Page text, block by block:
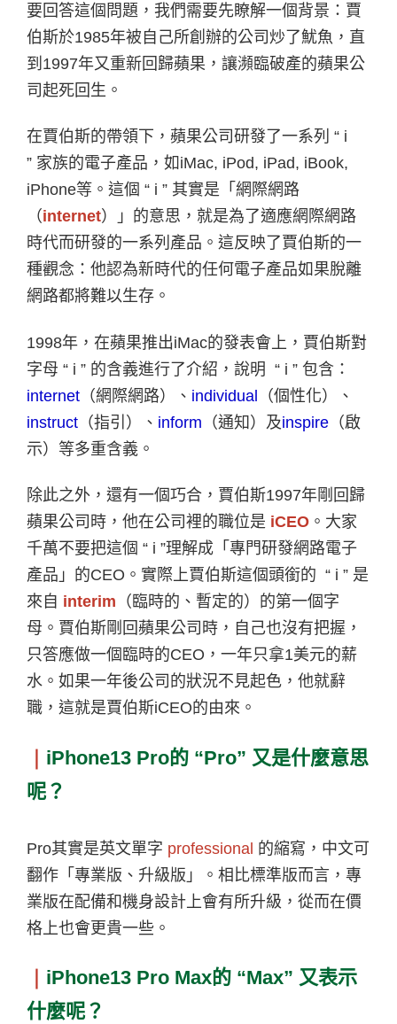
要回答這個問題，我們需要先瞭解一個背景：賈
伯斯於1985年被自己所創辦的公司炒了魷魚，直
到 1997年又重新回歸蘋果，讓瀕臨破產的蘋果公
司起死回生。
在賈伯斯的帶領下，蘋果公司研發了一系列 “ i
” 家族的電子產品，如 iMac, iPod, iPad, iBook,
iPhone等。這個 “ i ” 其實是「網際網路
（internet）」的意思，就是為了適應網際網路
時代而研發的一系列產品。這反映了賈伯斯的一
種觀念：他認為新時代的任何電子產品如果脫離
網路都將難以生存。
1998年，在蘋果推出iMac的發表會上，賈伯斯對
字母 “ i ” 的含義進行了介紹，說明 “ i ” 包含：
internet （網際網路）、 individual （個性化）、
instruct （指引）、 inform （通知）及inspire （啟
示）等多重含義。
除此之外，還有一個巧合，賈伯斯1997年剛回歸
蘋果公司時，他在公司裡的職位是 iCEO 。大家
千萬不要把這個 “ i ”理解成「專門研發網路電子
產品」的CEO 。實際上賈伯斯這個頭銜的 “ i ” 是
來自 interim （臨時的、暫定的）的第一個字
母。賈伯斯剛回蘋果公司時，自己也沒有把握，
只答應做一個臨時的CEO ，一年只拿1美元的薪
水。如果一年後公司的狀況不見起色，他就辭
職，這就是賈伯斯iCEO的由來。
iPhone13 Pro的 “Pro” 又是什麼意思
呢？
Pro其實是英文單字 professional 的縮寫，中文可
翻作「專業版、升級版」。相比標準版而言，專
業版在配備和機身設計上會有所升級，從而在價
格上也會更貴一些。
iPhone13 Pro Max的 “Max” 又表示
什麼呢？